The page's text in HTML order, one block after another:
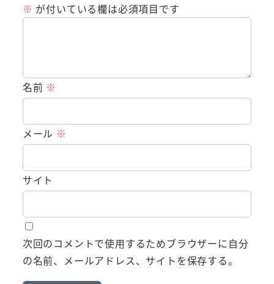
※ が付いている欄は必須項目です
名前 ※
メール ※
サイト
次回のコメントで使用するためブラウザーに自分
の名前、メールアドレス、サイトを保存する。